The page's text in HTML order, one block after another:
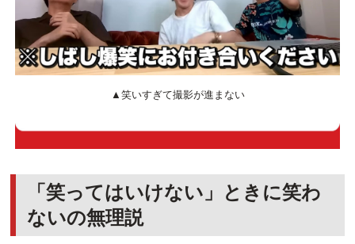
▲笑いすぎて撮影が進まない
「笑ってはいけない」ときに笑わ
ないの無理説